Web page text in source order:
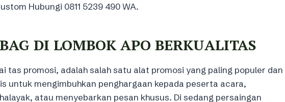
Hubungi 0811 5239 490 WA.
DI LOMBOK APO BERKUALITAS
tas promosi, adalah salah satu alat promosi yang paling populer dan
untuk mengimbuhkan penghargaan kepada peserta acara,
atau menyebarkan pesan khusus. Di sedang persaingan